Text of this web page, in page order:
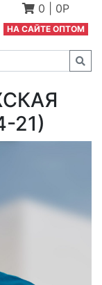
0 0Р
НА САЙТЕ ОПТОМ
21)